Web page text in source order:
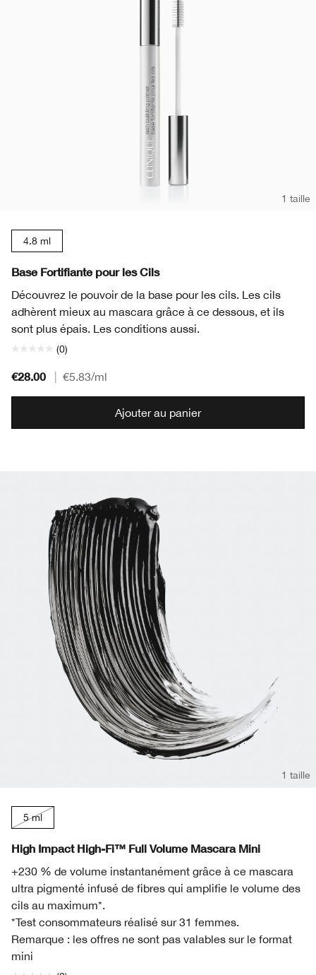
1 taille
4.8 ml
Base Fortifiante pour les Cils
Découvrez le pouvoir de la base pour les cils. Les cils
adhèrent mieux au mascara grâce à ce dessous, et ils
sont plus épais. Les conditions aussi.
(0)
€28.00 €5.83/ml
Ajouter au panier
1 taille
5 ml
High Impact High-Fi™ Full Volume Mascara Mini
+230 % de volume instantanément grâce à ce mascara
ultra pigmenté infusé de fibres qui amplifie le volume des
cils au maximum*.
*Test consommateurs réalisé sur 31 femmes.
Remarque : les offres ne sont pas valables sur le format
mini